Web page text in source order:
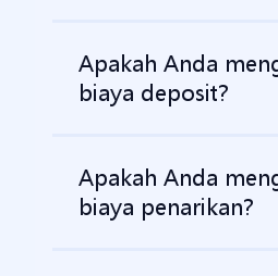
Apakah Anda
biaya deposit?
Apakah Anda
biaya penarikan?